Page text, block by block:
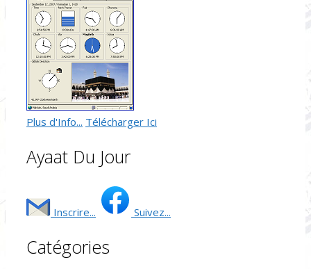
Plus d'Info... Télécharger Ici
Ayaat Du Jour
Inscrire... Suivez...
Catégories